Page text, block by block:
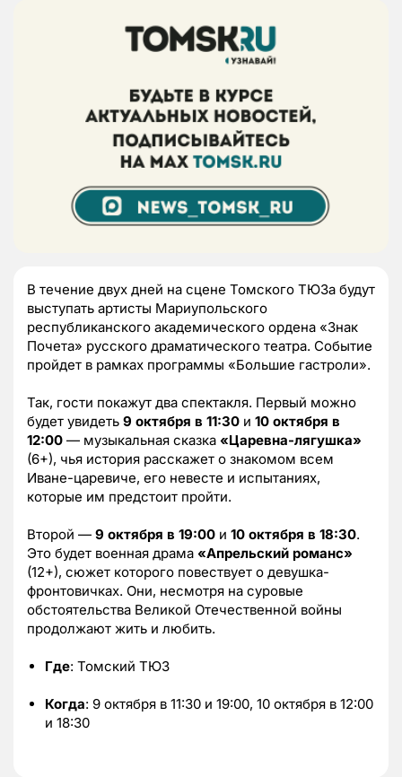
В течение двух дней на сцене Томского ТЮЗа будут
выступать артисты Мариупольского
республиканского академического ордена «Знак
Почета» русского драматического театра. Событие
пройдет в рамках программы «Большие гастроли».
Так, гости покажут два спектакля. Первый можно
будет увидеть 9 октября в 11:30 и 10 октября в
12:00 — музыкальная сказка «Царевна-лягушка»
(6+), чья история расскажет о знакомом всем
Иване-царевиче, его невесте и испытаниях,
которые им предстоит пройти.
Второй — 9 октября в 19:00 и 10 октября в 18:30.
Это будет военная драма «Апрельский романс»
(12+), сюжет которого повествует о девушка-
фронтовичках. Они, несмотря на суровые
обстоятельства Великой Отечественной войны
продолжают жить и любить.
Где: Томский ТЮЗ
Когда: 9 октября в 11:30 и 19:00, 10 октября в 12:00
и 18:30